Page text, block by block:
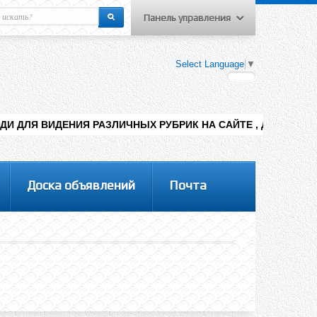
пользователя
на сайт
Панель управления
Select Language ▼
РАЗЛИЧНЫХ РУБРИК НА САЙТЕ , ДОБАВЛЕНИЯ
Доска объявлений Почта